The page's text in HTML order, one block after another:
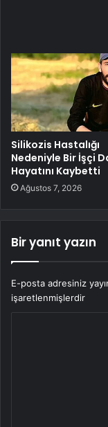
Silikozis Hastalığı
Nedeniyle Bir İşçi
Hayatını Kaybetti
Ağustos 7, 2026
Bir yanıt yazın
E-posta adresiniz
işaretlenmişlerdir